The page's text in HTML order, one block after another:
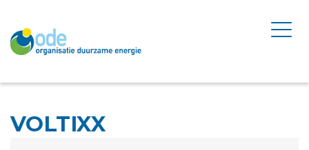
VOLTIXX